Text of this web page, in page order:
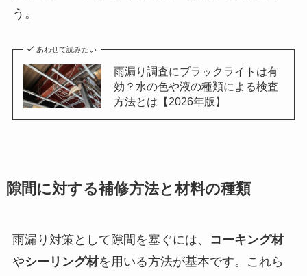
う。
あわせて読みたい
雨漏り調査にブラックライトは有
効？水の色や液の種類による検査
方法とは【2026年版】
隙間に対する補修方法と材料の種類
雨漏り対策として隙間を塞ぐには、
コーキング材
やシーリング材を用いる方法が基本です。これら